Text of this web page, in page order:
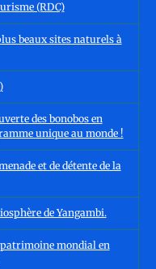
(RDC)
beaux sites naturels à
des bonobos en
unique au monde !
et de détente de la
de Yangambi.
patrimoine mondial en